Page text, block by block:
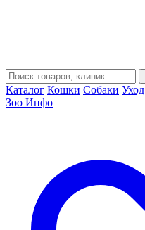
Каталог Кошки Собаки Уход
Зоо Инфо